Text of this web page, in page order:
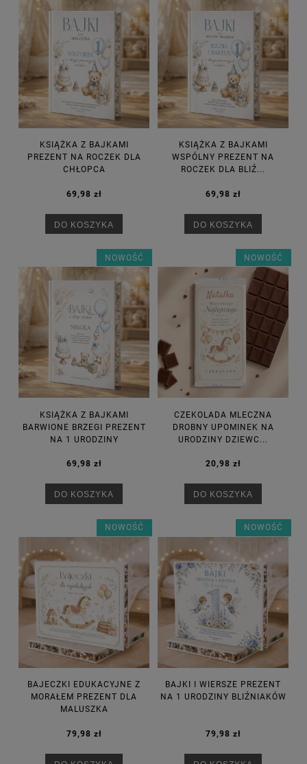
KSIĄŻKA Z BAJKAMI
PREZENT NA ROCZEK DLA
CHŁOPCA
69,98 zł
DO KOSZYKA
KSIĄŻKA Z BAJKAMI
WSPÓLNY PREZENT NA
ROCZEK DLA BLIŹ...
69,98 zł
DO KOSZYKA
KSIĄŻKA Z BAJKAMI
BARWIONE BRZEGI PREZENT
NA 1 URODZINY
69,98 zł
DO KOSZYKA
NOWOŚĆ
CZEKOLADA MLECZNA
DROBNY UPOMINEK NA
URODZINY DZIEWC...
20,98 zł
DO KOSZYKA
NOWOŚĆ
BAJECZKI EDUKACYJNE Z
MORAŁEM PREZENT DLA
MALUSZKA
79,98 zł
NOWOŚĆ
BAJKI I WIERSZE PREZENT
NA 1 URODZINY BLIŹNIAKÓW
79,98 zł
NOWOŚĆ